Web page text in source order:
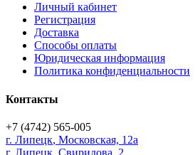
Личный кабинет
Регистрация
Доставка
Способы оплаты
Юридическая информация
Политика конфиденциальности
Контакты
+7 (4742) 565-005
г. Липецк, Московская, 12а
г. Липецк, Свиридова, 2